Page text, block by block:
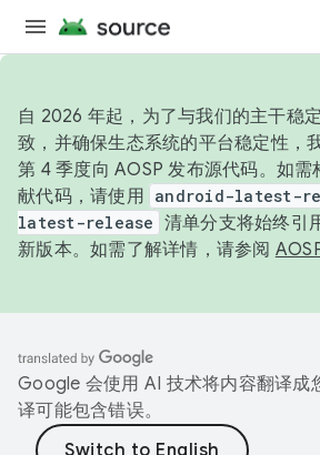
自 2026 年起，为了与我们的主干稳
致，并确保生态系统的平台稳定性，
第 4 季度向 AOSP 发布源代码。如需
献代码，请使用 android-latest-
latest-release 清单分支将始终引
新版本。如需了解详情，请参阅
Google 会使用 AI 技术将内容翻译成
译可能包含错误。